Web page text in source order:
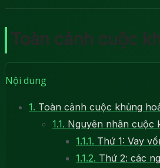
Toàn cảnh cuộc
Nội dung
1. Toàn cảnh cuộc khủng
1.1. Nguyên nhân cuộc
1.1.1. Thứ 1: Vay
1.1.2. Thứ 2: các